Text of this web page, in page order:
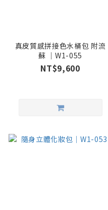
真皮質感拼接色水桶包 附流
蘇 ｜W1-055
NT$9,600